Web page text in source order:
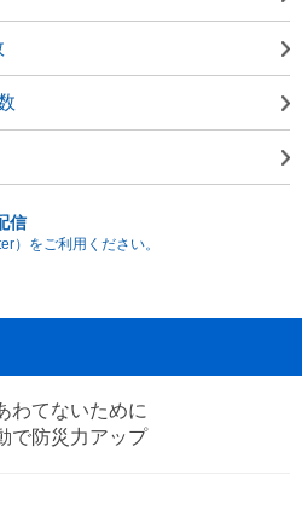
信
）をご利用ください。
わてないために
で防災力アップ